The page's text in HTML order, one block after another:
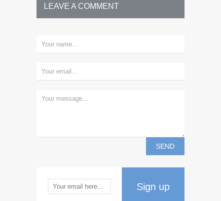
LEAVE A COMMENT
Sign up